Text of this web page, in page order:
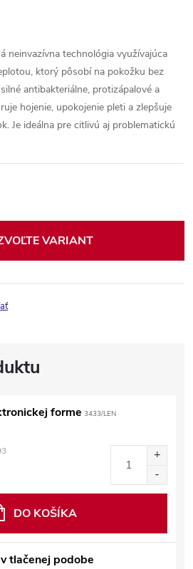
neinvazívna technológia využívajúca
ktorý pôsobí na pokožku bez
antibakteriálne, protizápalové a
hojenie, upokojenie pleti a zlepšuje
Je ideálna pre citlivú aj problematickú
VARIANT
forme 3433/LEN
DO KOŠÍKA
tlačenej podobe